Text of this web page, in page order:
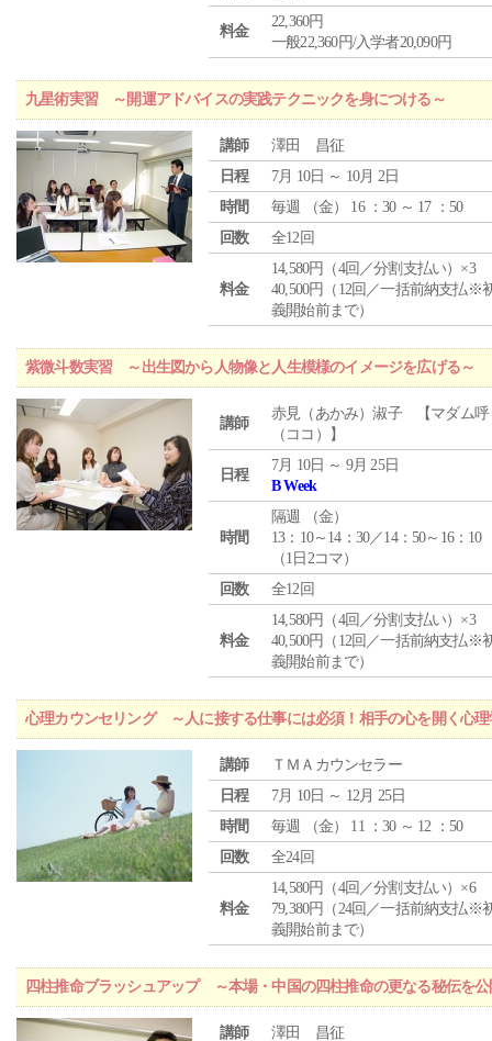
料金
22,360円
一般22,360円/入学者20,090円
九星術実習 ～開運アドバイスの実践テクニックを身につける～
講師
澤田 昌征
日程
7月 10日 ～ 10月 2日
時間
毎週 （金） 16 ：30 ～ 17 ：50
回数
全12回
料金
14,580円（4回／分割支払い）×3
40,500円（12回／一括前納支払※
義開始前まで）
紫微斗数実習 ～出生図から人物像と人生模様のイメージを広げる～
講師
赤見（あかみ）淑子 【マダム呼
（ココ）】
日程
7月 10日 ～ 9月 25日
B Week
時間
隔週 （金）
13：10～14：30／14：50～16：10
（1日2コマ）
回数
全12回
料金
14,580円（4回／分割支払い）×3
40,500円（12回／一括前納支払※
義開始前まで）
心理カウンセリング ～人に接する仕事には必須！相手の心を開く心理
講師
ＴＭＡカウンセラー
日程
7月 10日 ～ 12月 25日
時間
毎週 （金） 11 ：30 ～ 12 ：50
回数
全24回
料金
14,580円（4回／分割支払い）×6
79,380円（24回／一括前納支払※
義開始前まで）
四柱推命ブラッシュアップ ～本場・中国の四柱推命の更なる秘伝を
講師 澤田 昌征